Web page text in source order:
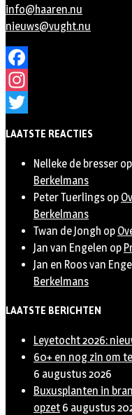
info@haaren.nu
nieuws@vught.nu
Facebook
Instagram
LAATSTE REACTIES
Nelleke de bresser op
Berkelmans
Peter Tuerlings op
Berkelmans
Twan de Jongh op
Jan van Engelen op
Jan en Roos van
Berkelmans
LAATSTE BERICHTEN
Leyetocht 2026:
60+ en nog zin om
6 augustus 2026
Buxusplanten in
opzet 6 augustus